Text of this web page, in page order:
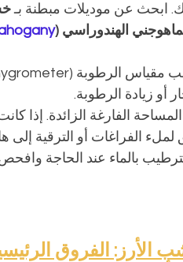
ابحث عن موديلات مبطنة بـ
الهندوراسي (
زيادة الرطوبة.
الفارغة الزائدة. إذا
الفراغات أو الترقية إلى
بالماء عند الحاجة
الأرز: الفروق